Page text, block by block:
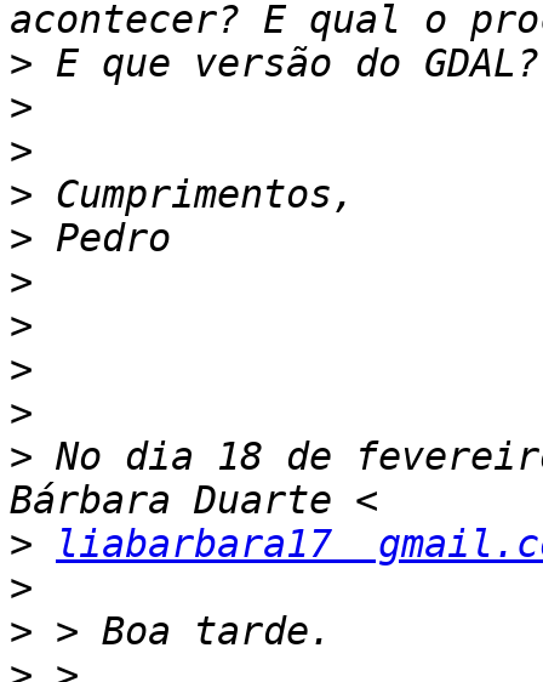
>
>
>
>
>
>
>
>
>
> No dia 18 de
>
liabarbara17
>
>